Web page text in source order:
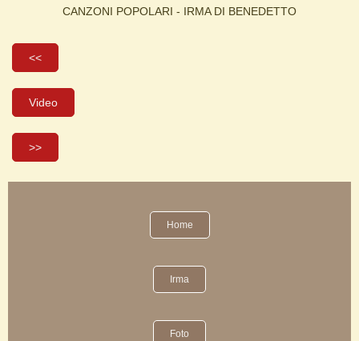
CANZONI POPOLARI - IRMA DI BENEDETTO
<<
Video
>>
Home
Irma
Foto